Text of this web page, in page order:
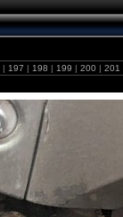
| 197 | 198 | 199 | 200 | 201